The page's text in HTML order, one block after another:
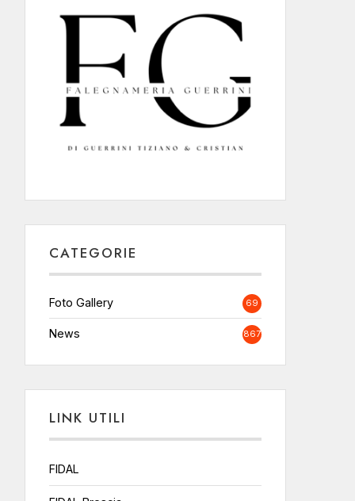
CATEGORIE
Foto Gallery 69
News 867
LINK UTILI
FIDAL